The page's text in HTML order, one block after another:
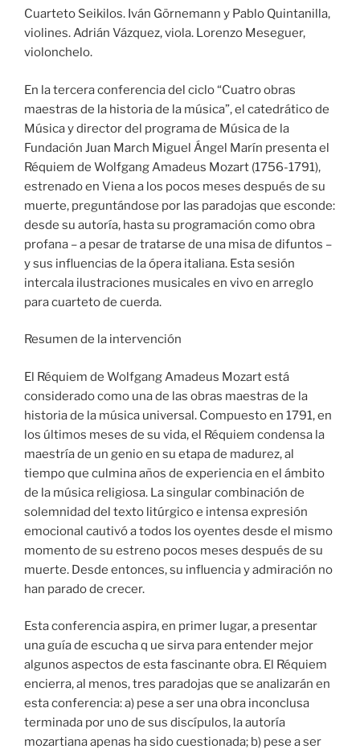
Cuarteto Seikilos. Iván Görnemann y Pablo Quintanilla,
violines. Adrián Vázquez, viola. Lorenzo Meseguer,
violonchelo.
En la tercera conferencia del ciclo “Cuatro obras
maestras de la historia de la música”, el catedrático de
Música y director del programa de Música de la
Fundación Juan March Miguel Ángel Marín presenta el
Réquiem de Wolfgang Amadeus Mozart (1756-1791),
estrenado en Viena a los pocos meses después de su
muerte, preguntándose por las paradojas que esconde:
desde su autoría, hasta su programación como obra
profana – a pesar de tratarse de una misa de difuntos –
y sus influencias de la ópera italiana. Esta sesión
intercala ilustraciones musicales en vivo en arreglo
para cuarteto de cuerda.
Resumen de la intervención
El Réquiem de Wolfgang Amadeus Mozart está
considerado como una de las obras maestras de la
historia de la música universal. Compuesto en 1791, en
los últimos meses de su vida, el Réquiem condensa la
maestría de un genio en su etapa de madurez, al
tiempo que culmina años de experiencia en el ámbito
de la música religiosa. La singular combinación de
solemnidad del texto litúrgico e intensa expresión
emocional cautivó a todos los oyentes desde el mismo
momento de su estreno pocos meses después de su
muerte. Desde entonces, su influencia y admiración no
han parado de crecer.
Esta conferencia aspira, en primer lugar, a presentar
una guía de escucha q ue sirva para entender mejor
algunos aspectos de esta fascinante obra. El Réquiem
encierra, al menos, tres paradojas que se analizarán en
esta conferencia: a) pese a ser una obra inconclusa
terminada por uno de sus discípulos, la autoría
mozartiana apenas ha sido cuestionada; b) pese a ser